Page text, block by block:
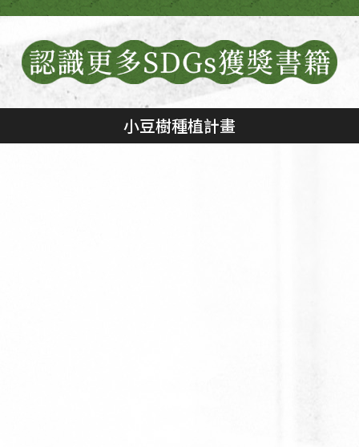
小豆樹種植計畫